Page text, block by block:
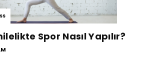
Spor Nasıl Yapılır?